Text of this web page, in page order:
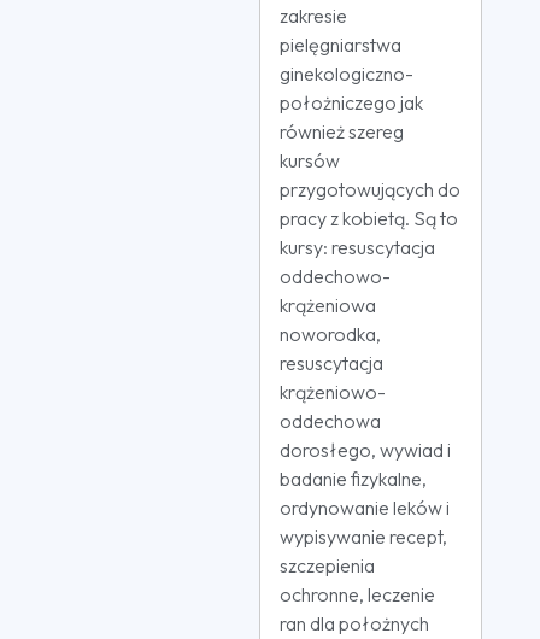
zakresie
pielęgniarstwa
ginekologiczno-
położniczego jak
również szereg
kursów
przygotowujących do
pracy z kobietą. Są to
kursy: resuscytacja
oddechowo-
krążeniowa
noworodka,
resuscytacja
krążeniowo-
oddechowa
dorosłego, wywiad i
badanie fizykalne,
ordynowanie leków i
wypisywanie recept,
szczepienia
ochronne, leczenie
ran dla położnych